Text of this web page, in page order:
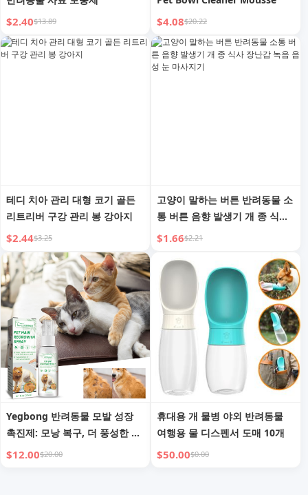
$2.40$13.89 $4.08$20.22
테디 치아 관리 대형 코기 골든
리트리버 구강 관리 봉 강아지
$2.44$3.25
고양이 말하는 버튼 반려동물 소
통 버튼 음향 발생기 개 종 식사
장난감 녹음 음성 눈 마사지기
$1.66$2.21
Yegbong 반려동물 모발 성장
촉진제: 모낭 복구, 더 풍성한 털
을 위한 모발 성장 촉진
$12.00$20.00
휴대용 개 물병 야외 반려동물
여행용 물 디스펜서 도매 10개
$50.00$0.00